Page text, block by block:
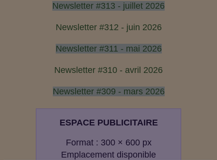
Newsletter #313 - juillet 2026
Newsletter #312 - juin 2026
Newsletter #311 - mai 2026
Newsletter #310 - avril 2026
Newsletter #309 - mars 2026
ESPACE PUBLICITAIRE
Format : 300 × 600 px
Emplacement disponible